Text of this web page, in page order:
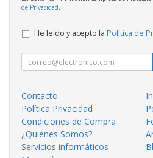
de Privacidad.
He leído y acepto la Política de
Contacto
Política Privacidad
Condiciones de Compra
¿Quienes Somos?
Servicios informáticos